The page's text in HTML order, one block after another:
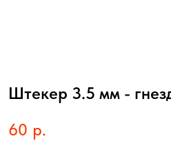
Штекер 3.5 мм -
60 р.